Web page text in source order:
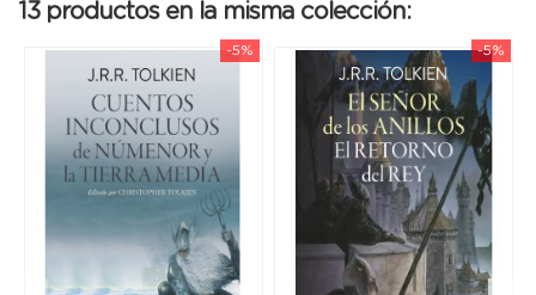
13 productos en la misma colección:
-5% -5%